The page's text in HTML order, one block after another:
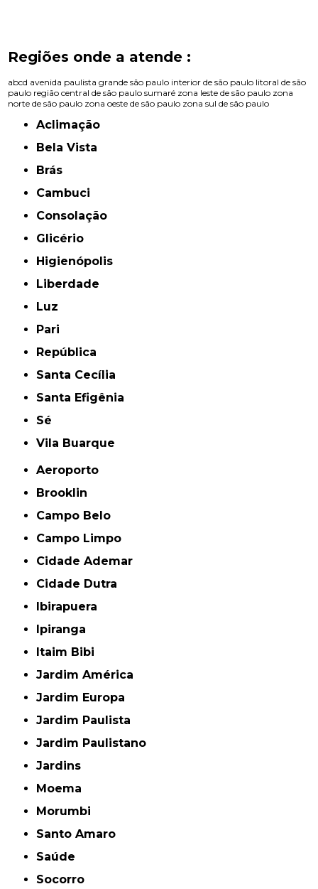
Regiões onde a atende :
abcd avenida paulista grande são paulo interior de são paulo litoral de são
paulo região central de são paulo sumaré zona leste de são paulo zona
norte de são paulo zona oeste de são paulo zona sul de são paulo
Aclimação
Bela Vista
Brás
Cambuci
Consolação
Glicério
Higienópolis
Liberdade
Luz
Pari
República
Santa Cecília
Santa Efigênia
Sé
Vila Buarque
Aeroporto
Brooklin
Campo Belo
Campo Limpo
Cidade Ademar
Cidade Dutra
Ibirapuera
Ipiranga
Itaim Bibi
Jardim América
Jardim Europa
Jardim Paulista
Jardim Paulistano
Jardins
Moema
Morumbi
Santo Amaro
Saúde
Socorro